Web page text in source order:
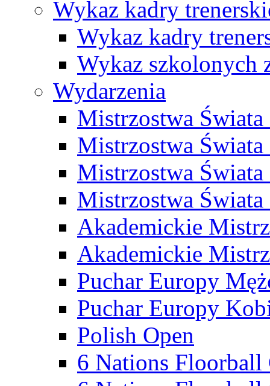
Wykaz kadry
Wykaz kadry
Wykaz szkolonych
Wydarzenia
Mistrzostwa
Mistrzostwa
Mistrzostwa
Mistrzostwa
Akademickie
Akademickie
Puchar Europy
Puchar Europy
Polish Open
6 Nations Floorball